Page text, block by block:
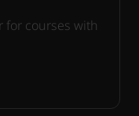
courses with